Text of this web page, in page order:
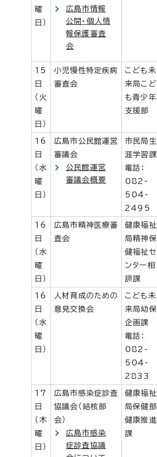
曜
日）
広島市情報
公開・個人情
報保護審査
会
15
日
（火
曜
日）
小児慢性特定疾病
審査会
こども未
来局こど
も青少年
支援部
16
日
（水
曜
日）
広島市公民館運営
審議会
公民館運営
審議会概要
市民局生
涯学習課
電話：
082-
504-
2495
16
日
（水
曜
日）
広島市精神医療審
査会
健康福祉
局精神保
健福祉セ
ンター相
談課
16
日
（水
曜
日）
人材育成のための
意見交換会
こども未
来局幼保
企画課
電話：
082-
504-
2833
17
日
（木
曜
日）
広島市感染症診査
協議会（結核部
会）
広島市感染
症診査協議
健康福祉
局保健部
健康推進
課